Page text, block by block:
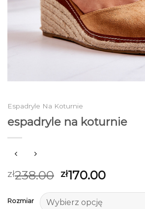
Espadryle Na Koturnie
espadryle na koturnie
zł238.00 zł170.00
Rozmiar